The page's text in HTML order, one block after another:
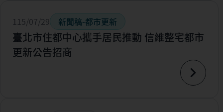
115/07/29 新聞稿-都市更新
臺北市住都中心攜手居民推動 信維整宅都市
更新公告招商